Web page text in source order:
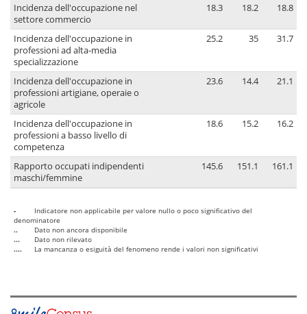
Incidenza dell'occupazione nel
settore commercio
18.3 18.2 18.8
Incidenza dell'occupazione in
professioni ad alta-media
specializzazione
25.2 35 31.7
Incidenza dell'occupazione in
professioni artigiane, operaie o
agricole
23.6 14.4 21.1
Incidenza dell'occupazione in
professioni a basso livello di
competenza
18.6 15.2 16.2
Rapporto occupati indipendenti
maschi/femmine
145.6 151.1 161.1
-
Indicatore non applicabile per valore nullo o poco significativo del
denominatore
..
Dato non ancora disponibile
...
Dato non rilevato
....
La mancanza o esiguità del fenomeno rende i valori non significativi